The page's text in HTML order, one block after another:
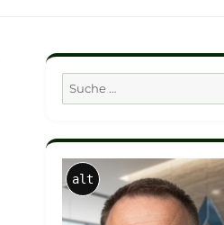
Suche
nach:
alt